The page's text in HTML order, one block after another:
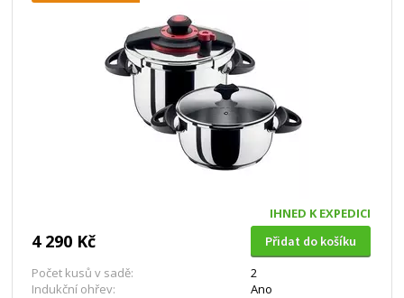
IHNED K EXPEDICI
4 290 Kč
Přidat do košíku
Počet kusů v sadě:
2
Indukční ohřev:
Ano